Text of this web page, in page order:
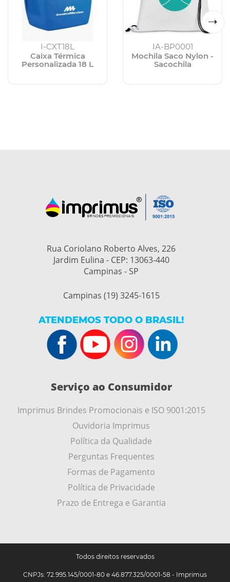
I-CXT18L
Caixa Térmica
Personalizada 18 L
IA-BP0001
Mochila Saco Nylon -
Sacochila
Rua Coriolano Roberto Alves, 226
Jardim Eulina - CEP: 13063-440
Campinas - SP
Campinas (19) 3245-1615
ATENDEMOS TODO O BRASIL!
Serviço ao Consumidor
Imprimus Brindes Promocionais e ISO 9001:2015
Ouvidoria Imprimus
Política da Qualidade
Perguntas Frequentes
Formas de Pagamento
Política de Privacidade
Prazo de Entrega e Garantia
Todos direitos reservados
CNPJs: 72.995.145/0001-80 e 46.877.325/0001-58 - Imprimus